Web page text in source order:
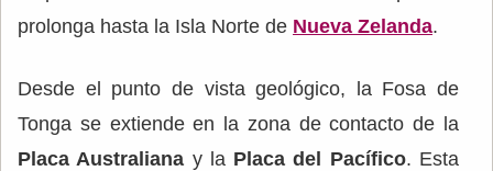
prolonga hasta la Isla Norte de Nueva Zelanda.
Desde el punto de vista geológico, la Fosa de
Tonga se extiende en la zona de contacto de la
Placa Australiana y la Placa del Pacífico. Esta